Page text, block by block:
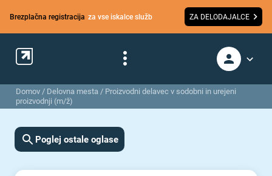
Brezplačna registracija za vse iskalce služb ZA DELODAJALCE
Domov / Delovna mesta / Proizvodni delavec v sodobni in urejeni
proizvodnji (m/ž)
Poglej ostale oglase